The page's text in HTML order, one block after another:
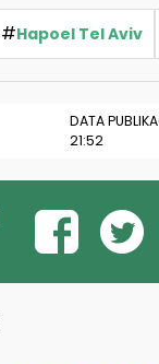
#Hapoel Tel Aviv
DATA
21:52